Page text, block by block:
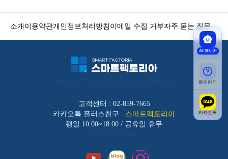
소개 이용약관개인정보처리방침 이메일 수집 거부자주 묻는 질문
고객센터 : 02-859-7665
카카오톡 플러스친구:
스마트팩토리아
평일 10:00~18:00 / 공휴일 휴무
AI 매니저
문의하기
카카오톡